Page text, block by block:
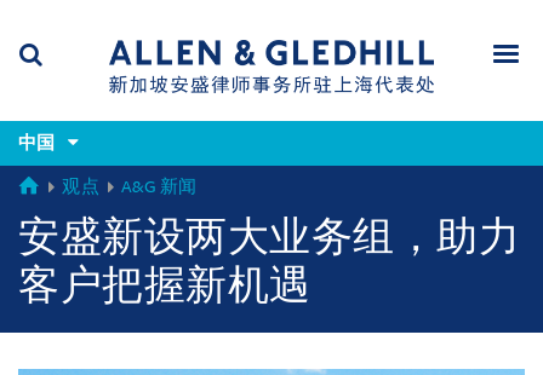
(accesskey
s)
x)
Search
中国
GLOBAL
观点 A&G 新闻
安盛新设两大业务组，助力
客户把握新机遇